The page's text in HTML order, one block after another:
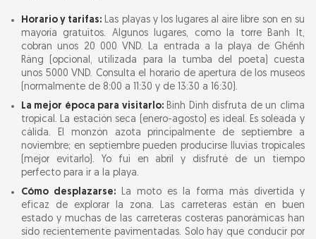
Horario y tarifas: Las playas y los lugares al aire libre son en su
mayoría gratuitos. Algunos lugares, como la torre Banh It,
cobran unos 20 000 VND. La entrada a la playa de Ghềnh
Ráng (opcional, utilizada para la tumba del poeta) cuesta
unos 5000 VND. Consulta el horario de apertura de los museos
(normalmente de 8:00 a 11:30 y de 13:30 a 16:30).
La mejor época para visitarlo:Binh Dinh disfruta de un clima
tropical. La estación seca (enero-agosto) es ideal. Es soleada y
cálida. El monzón azota principalmente de septiembre a
noviembre; en septiembre pueden producirse lluvias tropicales
(mejor evitarlo). Yo fui en abril y disfruté de un tiempo
perfecto para ir a la playa.
Cómo desplazarse: La moto es la forma más divertida y
eficaz de explorar la zona. Las carreteras están en buen
estado y muchas de las carreteras costeras panorámicas han
sido recientemente pavimentadas. Solo hay que conducir por